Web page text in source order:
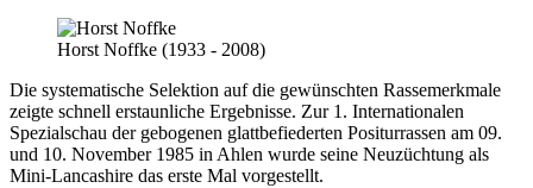
Horst Noffke (1933 - 2008)
Die systematische Selektion auf die gewünschten Rassemerkmale
zeigte schnell erstaunliche Ergebnisse. Zur 1. Internationalen
Spezialschau der gebogenen glattbefiederten Positurrassen am 09.
und 10. November 1985 in Ahlen wurde seine Neuzüchtung als
Mini-Lancashire das erste Mal vorgestellt.